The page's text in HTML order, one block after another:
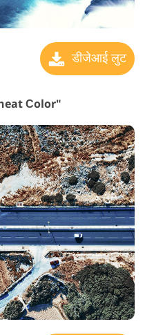
डीजेआई लुट
Сolor"